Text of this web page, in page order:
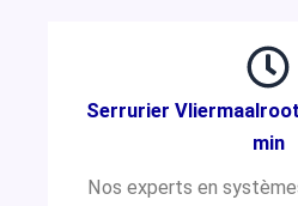
Serrurier
min
Nos experts en